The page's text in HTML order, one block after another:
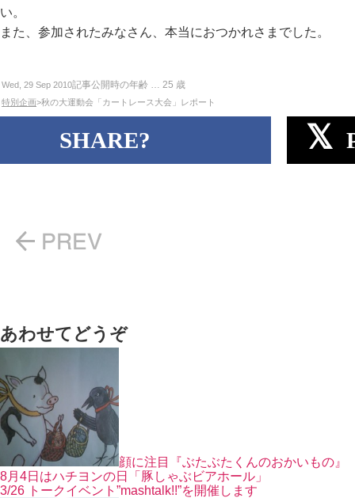
い。
また、参加されたみなさん、本当におつかれさまでした。
Wed, 29 Sep 2010記事公開時の年齢 … 25 歳
特別企画>秋の大運動会「カートレース大会」レポート
SHARE?
あわせてどうぞ
顔に注目『ぶたぶたくんのおかいもの』
8月4日はハチヨンの日「豚しゃぶビアホール」
3/26 トークイベント”mashtalk!!”を開催します